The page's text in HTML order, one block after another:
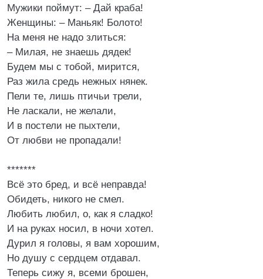
Мужики поймут: – Дай краба!
Женщины: – Маньяк! Болото!
На меня не надо злиться:
– Милая, не знаешь дядек!
Будем мы с тобой, мирится,
Раз жила средь нежных нянек.
Пели те, лишь птичьи трели,
Не ласкали, не желали,
И в постели не пыхтели,
От любви не пропадали!
*******
Всё это бред, и всё неправда!
Обидеть, никого не смел.
Любить любил, о, как я сладко!
И на руках носил, в ночи хотел.
Дурил я головы, я вам хорошим,
Но душу с сердцем отдавал.
Теперь сижу я, всеми брошен,